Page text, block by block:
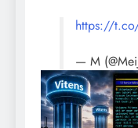
https://
— M